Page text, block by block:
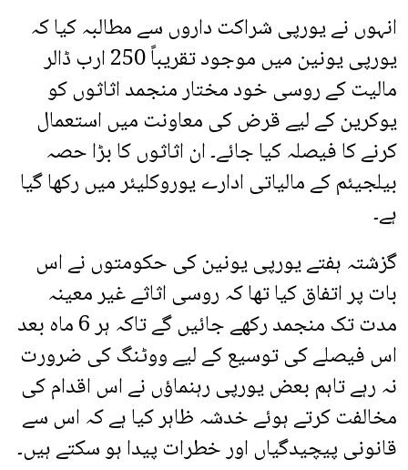
انہوں نے یورپی شراکت داروں سے مطالبہ کیا کہ
یورپی یونین میں موجود تقریباً 250 ارب ڈالر
مالیت کے روسی خود مختار منجمد اثاثوں کو
یوکرین کے لیے قرض کی معاونت میں استعمال
کرنے کا فیصلہ کیا جائے۔ ان اثاثوں کا بڑا حصہ
بیلجیئم کے مالیاتی ادارے یوروکلیئر میں رکھا گیا
ہے۔
گزشتہ ہفتے یورپی یونین کی حکومتوں نے اس
بات پر اتفاق کیا تھا کہ روسی اثاثے غیر معینہ
مدت تک منجمد رکھے جائیں گے تاکہ ہر 6 ماہ بعد
اس فیصلے کی توسیع کے لیے ووٹنگ کی ضرورت
نہ رہے تاہم بعض یورپی رہنماؤں نے اس اقدام کی
مخالفت کرتے ہوئے خدشہ ظاہر کیا ہے کہ اس سے
قانونی پیچیدگیاں اور خطرات پیدا ہو سکتے ہیں۔